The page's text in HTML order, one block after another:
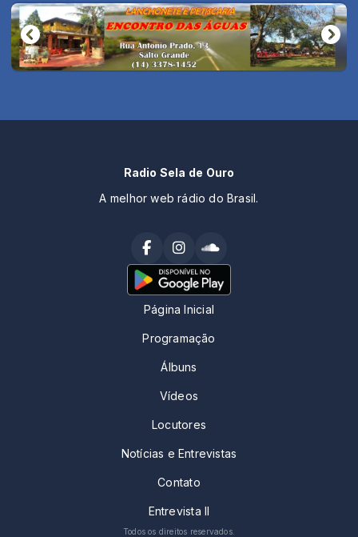
Radio Sela de Ouro
A melhor web rádio do Brasil.
Página Inicial
Programação
Álbuns
Vídeos
Locutores
Notícias e Entrevistas
Contato
Entrevista II
Todos os direitos reservados.